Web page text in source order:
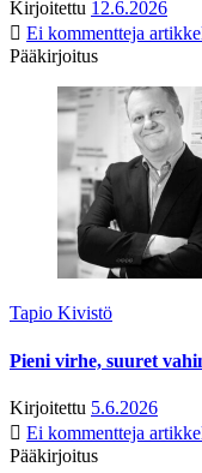
Kirjoitettu 12.6.2026
Ei kommentteja
Pääkirjoitus
Tapio Kivistö
Pieni virhe, suuret
Kirjoitettu 5.6.2026
Ei kommentteja
Pääkirjoitus